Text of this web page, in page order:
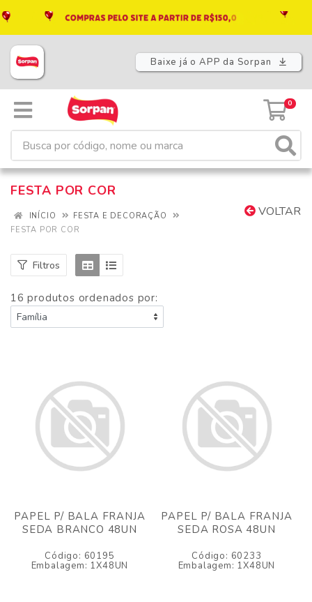
Baixe já o APP da Sorpan
0
FESTA POR COR
VOLTAR
INÍCIO
FESTA E DECORAÇÃO
FESTA POR COR
Filtros
16 produtos ordenados por:
PAPEL P/ BALA FRANJA
SEDA BRANCO 48UN
Código: 60195
Embalagem: 1X48UN
PAPEL P/ BALA FRANJA
SEDA ROSA 48UN
Código: 60233
Embalagem: 1X48UN